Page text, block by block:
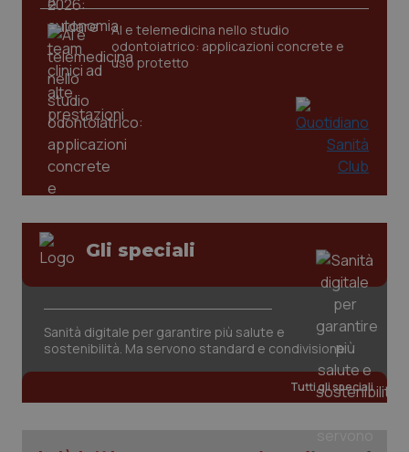
Sangue & coagulazione
Tiroide
Tumore al seno
Tumore ovarico
Tumori del Polmone & Testa Collo
Ulcera & Reflusso
Vaccini
AI e telemedicina nello studio
odontoiatrico: applicazioni concrete e
uso protetto
Gli speciali
Sanità digitale per garantire più salute e
sostenibilità. Ma servono standard e condivisione
Tutti gli speciali
I cookie necessari contribuiscono a rendere fruibile il
sito web abilitandone funzionalità di base quali la
navigazione sulle pagine e l'accesso alle aree
protette del sito. Il sito web non è in grado di
funzionare correttamente senza questi cookie.
VISITOR_PRIVACY_METADATA
.youtube.com